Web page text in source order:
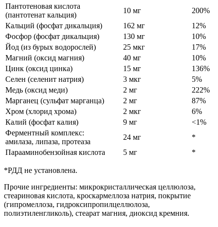
Пантотеновая кислота
(пантотенат кальция)
10 мг
200%
Кальций (фосфат дикальция)
162 мг
12%
Фосфор (фосфат дикальция)
130 мг
10%
Йод (из бурых водорослей)
25 мкг
17%
Магний (оксид магния)
40 мг
10%
Цинк (оксид цинка)
15 мг
136%
Селен (селенит натрия)
3 мкг
5%
Медь (оксид меди)
2 мг
222%
Марганец (сульфат марганца)
2 мг
87%
Хром (хлорид хрома)
2 мкг
6%
Калий (фосфат калия)
9 мг
<1%
Ферментный комплекс:
амилаза, липаза, протеаза
24 мг
*
Парааминобензойная кислота
5 мг *
*РДД не установлена.
Прочие ингредиенты: микрокристаллическая целлюлоза,
стеариновая кислота, кроскармеллоза натрия, покрытие
(гипромеллоза, гидроксипропилцеллюлоза,
полиэтиленгликоль), стеарат магния, диоксид кремния.